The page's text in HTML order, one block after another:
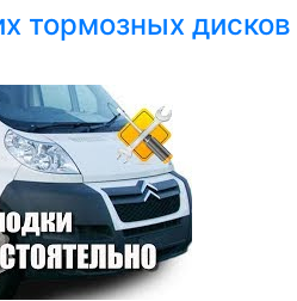
тормозных дисков